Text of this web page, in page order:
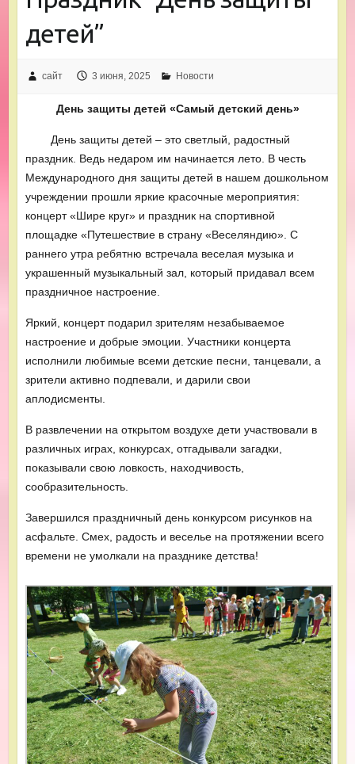
детей”
сайт 3 июня, 2025 Новости
День защиты детей «Самый детский день»
День защиты детей – это светлый, радостный
праздник. Ведь недаром им начинается лето. В честь
Международного дня защиты детей в нашем дошкольном
учреждении прошли яркие красочные мероприятия:
концерт «Шире круг» и праздник на спортивной
площадке «Путешествие в страну «Веселяндию». С
раннего утра ребятню встречала веселая музыка и
украшенный музыкальный зал, который придавал всем
праздничное настроение.
Яркий, концерт подарил зрителям незабываемое
настроение и добрые эмоции. Участники концерта
исполнили любимые всеми детские песни, танцевали, а
зрители активно подпевали, и дарили свои
аплодисменты.
В развлечении на открытом воздухе дети участвовали в
различных играх, конкурсах, отгадывали загадки,
показывали свою ловкость, находчивость,
сообразительность.
Завершился праздничный день конкурсом рисунков на
асфальте. Смех, радость и веселье на протяжении всего
времени не умолкали на празднике детства!